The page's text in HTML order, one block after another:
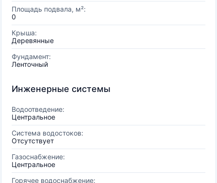
Площадь подвала, м²:
0
Крыша:
Деревянные
Фундамент:
Ленточный
Инженерные системы
Водоотведение:
Центральное
Система водостоков:
Отсутствует
Газоснабжение:
Центральное
Горячее водоснабжение: